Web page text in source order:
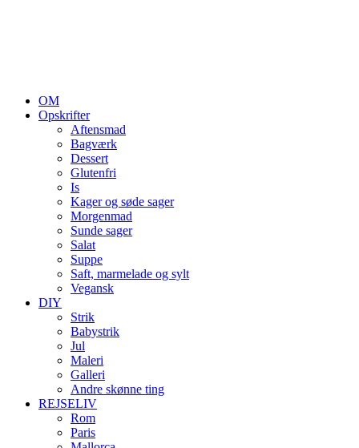
OM
Opskrifter
Aftensmad
Bagværk
Dessert
Glutenfri
Is
Kager og søde sager
Morgenmad
Sunde sager
Salat
Suppe
Saft, marmelade og sylt
Vegansk
DIY
Strik
Babystrik
Jul
Maleri
Galleri
Andre skønne ting
REJSELIV
Rom
Paris